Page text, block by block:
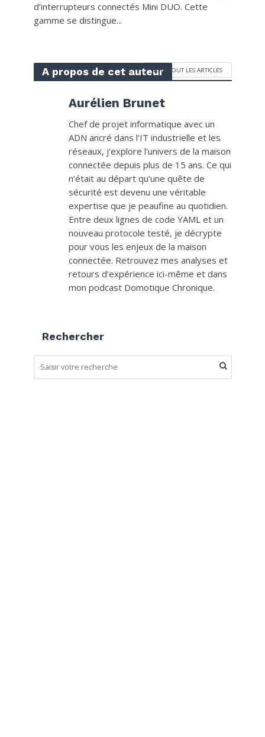
d’interrupteurs connectés Mini DUO. Cette
gamme se distingue...
A propos de cet auteurVOIR TOUT LES ARTICLES
Aurélien Brunet
Chef de projet informatique avec un
ADN ancré dans l’IT industrielle et les
réseaux, j'explore l'univers de la maison
connectée depuis plus de 15 ans. Ce qui
n’était au départ qu’une quête de
sécurité est devenu une véritable
expertise que je peaufine au quotidien.
Entre deux lignes de code YAML et un
nouveau protocole testé, je décrypte
pour vous les enjeux de la maison
connectée. Retrouvez mes analyses et
retours d'expérience ici-même et dans
mon podcast Domotique Chronique.
Rechercher